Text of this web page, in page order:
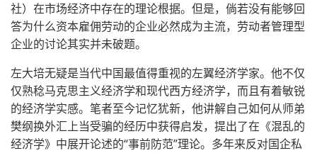
社）在市场经济中存在的理论根据。但是，倘若没有能够回
答为什么资本雇佣劳动的企业必然成为主流，劳动者管理型
企业的讨论其实并未破题。
左大培无疑是当代中国最值得重视的左翼经济学家。他不仅
仅熟稔马克思主义经济学和现代西方经济学，而且有着敏锐
的经济学实感。笔者至今记忆犹新，他讲解自己如何从师弟
樊纲换外汇上当受骗的经历中获得启发，提出了在《混乱的
经济学》中展开论述的“事前防范”理论。多年来反对国企私